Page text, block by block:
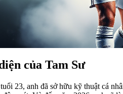
của Tam Sư
23, anh đã sở hữu kỹ thuật cá